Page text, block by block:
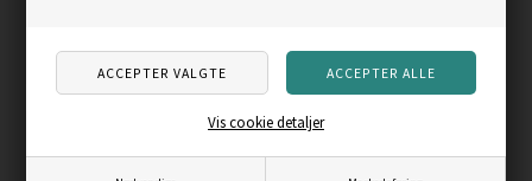
Vis cookie detaljer
LÆS MERE LÆS MERE
pris